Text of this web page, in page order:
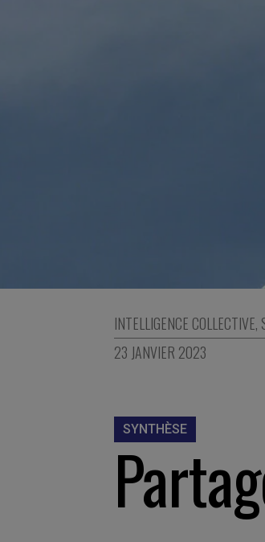
INTELLIGENCE COLLECTIVE,
23 JANVIER 2023
SYNTHÈSE